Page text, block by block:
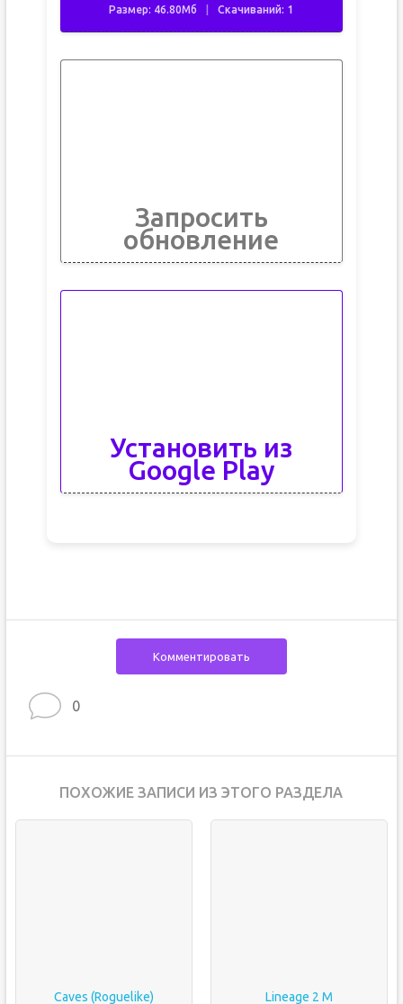
Размер: 46.80Мб Скачиваний: 1
Запросить
обновление
Установить из
Google Play
Комментировать
0
ПОХОЖИЕ ЗАПИСИ ИЗ ЭТОГО РАЗДЕЛА
Caves (Roguelike) Lineage 2 M